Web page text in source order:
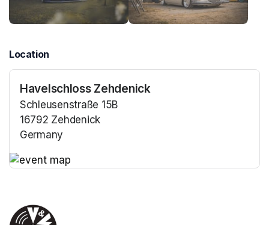
Location
Havelschloss Zehdenick
Schleusenstraße 15B
16792 Zehdenick
Germany